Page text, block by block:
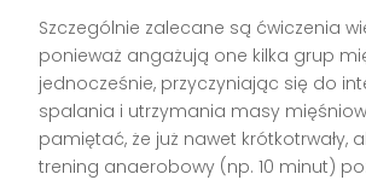
Szczególnie zalecane są ćwiczenia
ponieważ angażują one kilka grup
jednocześnie, przyczyniając się do
spalania i utrzymania masy
pamiętać, że już nawet krótkotrwały,
trening anaerobowy (np. 10 minut)